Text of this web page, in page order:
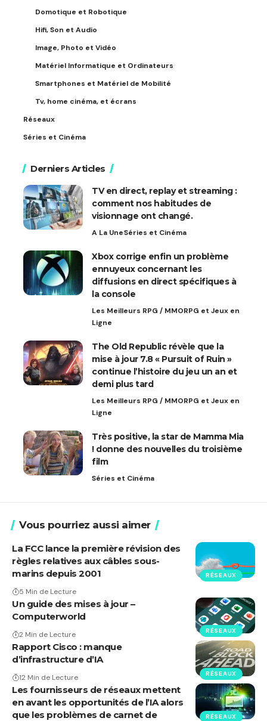
Domotique et Robotique
Hifi, Son et Audio
Image, Photo et Vidéo
Matériel Informatique et Ordinateurs
Smartphones et Matériel de Mobilité
Tv, home cinéma, et écrans
Réseaux
Séries et Cinéma
Derniers Articles
TV en direct, replay et streaming :
comment nos habitudes de
visionnage ont changé.
A La UneSéries et Cinéma
Xbox corrige enfin un problème
ennuyeux concernant les
diffusions en direct spécifiques à
la console
Les Meilleurs RPG / MMORPG et Jeux en
Ligne
The Old Republic révèle que la
mise à jour 7.8 « Pursuit of Ruin »
continue l’histoire du jeu un an et
demi plus tard
Les Meilleurs RPG / MMORPG et Jeux en
Ligne
Très positive, la star de Mamma Mia
! donne des nouvelles du troisième
film
Séries et Cinéma
Vous pourriez aussi aimer
RÉSEAUX
La FCC lance la première révision des
règles relatives aux câbles sous-
marins depuis 2001
5 Min de Lecture
RÉSEAUX
Un guide des mises à jour –
Computerworld
2 Min de Lecture
RÉSEAUX
Rapport Cisco : manque
d’infrastructure d’IA
12 Min de Lecture
RÉSEAUX
Les fournisseurs de réseaux mettent
en avant les opportunités de l’IA alors
que les problèmes de carnet de